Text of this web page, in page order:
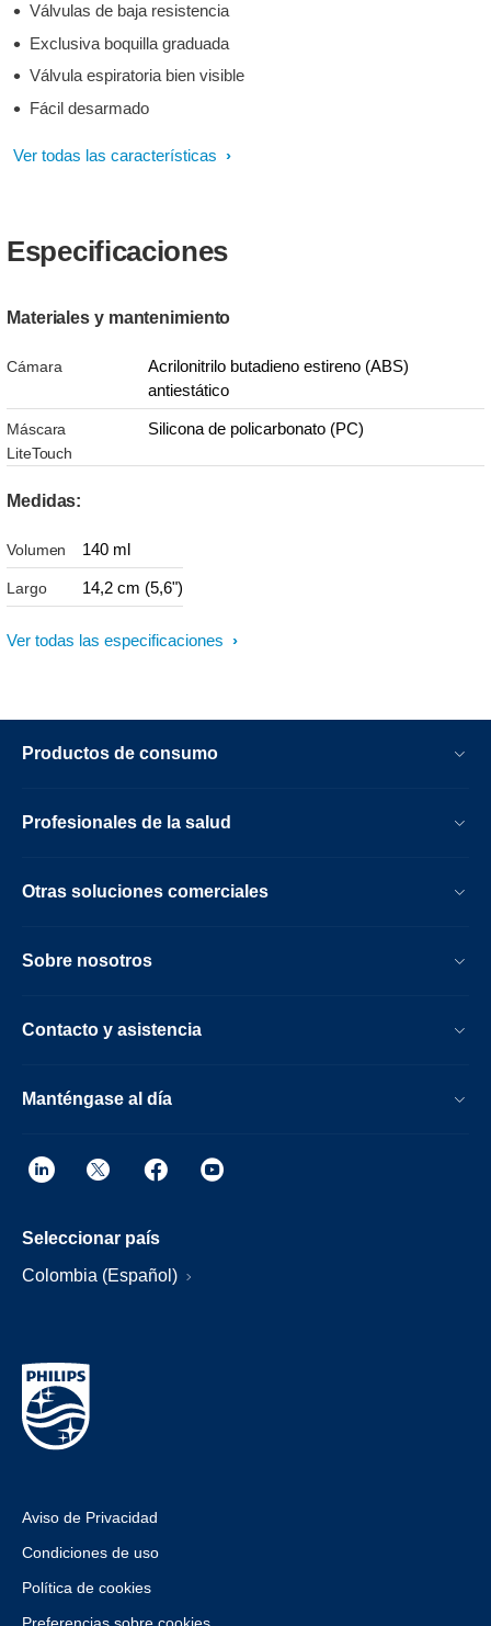
Válvulas de baja resistencia
Exclusiva boquilla graduada
Válvula espiratoria bien visible
Fácil desarmado
Ver todas las características
Especificaciones
Materiales y mantenimiento
Cámara
Acrilonitrilo butadieno estireno (ABS)
antiestático
Máscara
LiteTouch
Silicona de policarbonato (PC)
Medidas:
Volumen 140 ml
Largo 14,2 cm (5,6")
Ver todas las especificaciones
Productos de consumo
Profesionales de la salud
Otras soluciones comerciales
Sobre nosotros
Contacto y asistencia
Manténgase al día
Seleccionar país
Colombia (Español)
Aviso de Privacidad
Condiciones de uso
Política de cookies